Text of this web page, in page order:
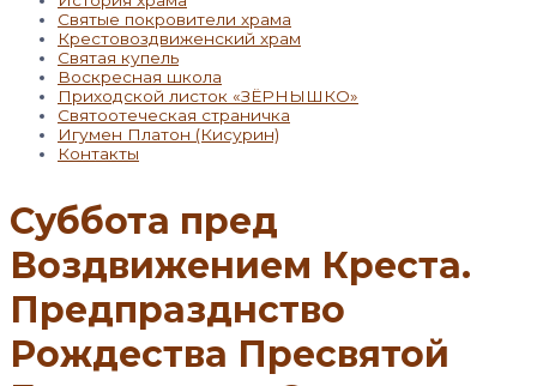
Святые покровители храма
Крестовоздвиженский храм
Святая купель
Воскресная школа
Приходской листок «ЗЁРНЫШКО»
Святоотеческая страничка
Игумен Платон (Кисурин)
Контакты
Суббота пред
Воздвижением Креста.
Предпразднство
Рождества Пресвятой